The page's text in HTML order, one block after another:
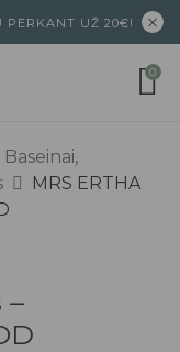
PERKANT UŽ 20€!
0
Baseinai,
MRS ERTHA
–